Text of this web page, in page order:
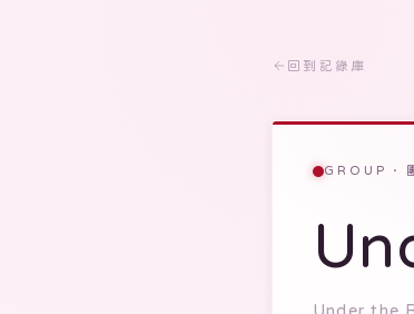
回到記錄庫
GROUP ·
Under the